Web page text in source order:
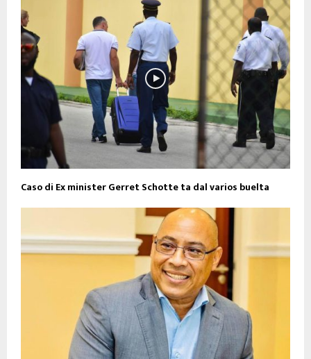
Caso di Ex minister Gerret Schotte ta dal varios buelta